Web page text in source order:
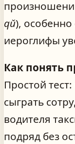
qǔ), особенно
иероглифы
Как понять
Простой
сыграть
водителя
подряд без